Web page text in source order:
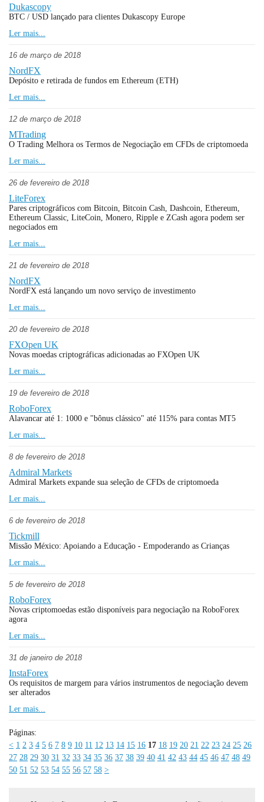
Dukascopy
BTC / USD lançado para clientes Dukascopy Europe
Ler mais...
16 de março de 2018
NordFX
Depósito e retirada de fundos em Ethereum (ETH)
Ler mais...
12 de março de 2018
MTrading
O Trading Melhora os Termos de Negociação em CFDs de criptomoeda
Ler mais...
26 de fevereiro de 2018
LiteForex
Pares criptográficos com Bitcoin, Bitcoin Cash, Dashcoin, Ethereum,
Ethereum Classic, LiteCoin, Monero, Ripple e ZCash agora podem ser
negociados em
Ler mais...
21 de fevereiro de 2018
NordFX
NordFX está lançando um novo serviço de investimento
Ler mais...
20 de fevereiro de 2018
FXOpen UK
Novas moedas criptográficas adicionadas ao FXOpen UK
Ler mais...
19 de fevereiro de 2018
RoboForex
Alavancar até 1: 1000 e "bônus clássico" até 115% para contas MT5
Ler mais...
8 de fevereiro de 2018
Admiral Markets
Admiral Markets expande sua seleção de CFDs de criptomoeda
Ler mais...
6 de fevereiro de 2018
Tickmill
Missão México: Apoiando a Educação - Empoderando as Crianças
Ler mais...
5 de fevereiro de 2018
RoboForex
Novas criptomoedas estão disponíveis para negociação na RoboForex
agora
Ler mais...
31 de janeiro de 2018
InstaForex
Os requisitos de margem para vários instrumentos de negociação devem
ser alterados
Ler mais...
Páginas:
< 1 2 3 4 5 6 7 8 9 10 11 12 13 14 15 16 17 18 19 20 21 22 23 24 25 26
27 28 29 30 31 32 33 34 35 36 37 38 39 40 41 42 43 44 45 46 47 48 49
50 51 52 53 54 55 56 57 58 >